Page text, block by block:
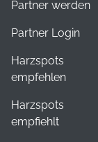
Partner werden
Partner Login
Harzspots
empfehlen
Harzspots
empfiehlt